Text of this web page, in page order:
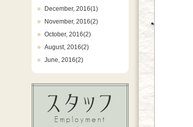
December, 2016(1)
November, 2016(2)
October, 2016(2)
August, 2016(2)
June, 2016(2)